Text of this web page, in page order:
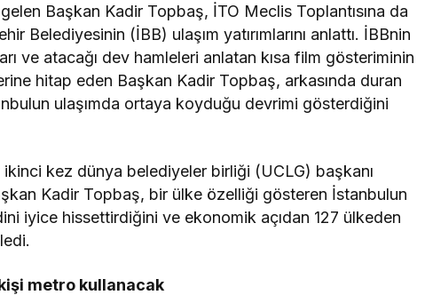
Başkan Kadir Topbaş, İTO Meclis Toplantısına da
Belediyesinin (İBB) ulaşım yatırımlarını anlattı. İBBnin
ve atacağı dev hamleleri anlatan kısa film gösteriminin
hitap eden Başkan Kadir Topbaş, arkasında duran
ulaşımda ortaya koyduğu devrimi gösterdiğini
ikinci kez dünya belediyeler birliği (UCLG) başkanı
Kadir Topbaş, bir ülke özelliği gösteren İstanbulun
iyice hissettirdiğini ve ekonomik açıdan 127 ülkeden
metro kullanacak